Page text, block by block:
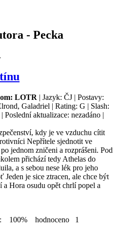
- Pecka
LOTR | Jazyk: ČJ | Postavy:
Galadriel | Rating: G | Slash:
aktualizace: nezadáno |
kdy je ve vzduchu cítit
Nepřítele sjednotit ve
jednom zničeni a rozprášeni. Pod
přichází tedy Athelas do
a s sebou nese lék pro jeho
Jeden je sice ztracen, ale chce být
a Hora osudu opět chrlí popel a
100% hodnoceno 1